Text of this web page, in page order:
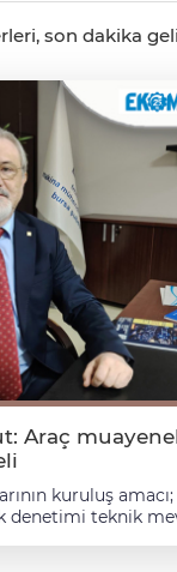
son dakika
Araç
kuruluş amacı;
denetimi teknik